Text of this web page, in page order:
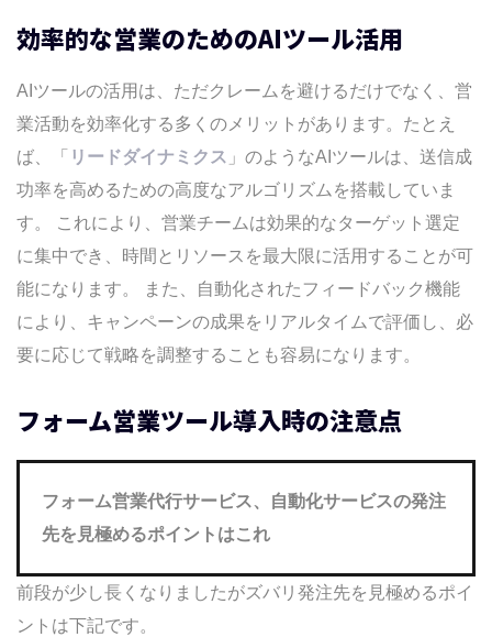
効率的な営業のためのAIツール活用
AIツールの活用は、ただクレームを避けるだけでなく、営
業活動を効率化する多くのメリットがあります。たとえ
ば、「 リードダイナミクス 」のようなAIツールは、送信成
功率を高めるための高度なアルゴリズムを搭載していま
す。 これにより、営業チームは効果的なターゲット選定
に集中でき、時間とリソースを最大限に活用することが可
能になります。 また、自動化されたフィードバック機能
により、キャンペーンの成果をリアルタイムで評価し、必
要に応じて戦略を調整することも容易になります。
フォーム営業ツール導入時の注意点
フォーム営業代行サービス、自動化サービスの発注
先を見極めるポイントはこれ
前段が少し長くなりましたがズバリ発注先を見極めるポイ
ントは下記です。